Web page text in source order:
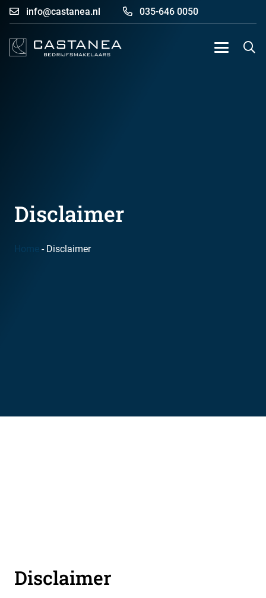
info@castanea.nl 035-646 0050
Disclaimer
Home - Disclaimer
Disclaimer